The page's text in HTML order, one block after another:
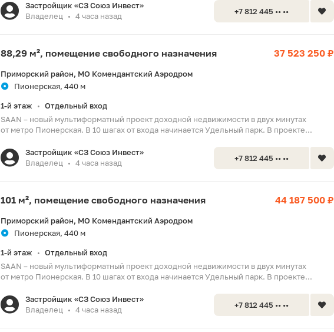
Застройщик «СЗ Союз Инвест»
Владелец
• 4 часа назад +7 812 445 •• ••
88,29 м², помещение свободного назначения 37 523 250 ₽
Приморский район, МО Комендантский Аэродром
Пионерская, 440 м
1-й этаж • Отдельный вход
SAAN – новый мультиформатный проект доходной недвижимости в двух минутах
от метро Пионерская. В 10 шагах от входа начинается Удельный парк. В проекте...
Застройщик «СЗ Союз Инвест»
Владелец
• 4 часа назад +7 812 445 •• ••
101 м², помещение свободного назначения 44 187 500 ₽
Приморский район, МО Комендантский Аэродром
Пионерская, 440 м
1-й этаж • Отдельный вход
SAAN – новый мультиформатный проект доходной недвижимости в двух минутах
от метро Пионерская. В 10 шагах от входа начинается Удельный парк. В проекте...
Застройщик «СЗ Союз Инвест»
Владелец
• 4 часа назад +7 812 445 •• ••